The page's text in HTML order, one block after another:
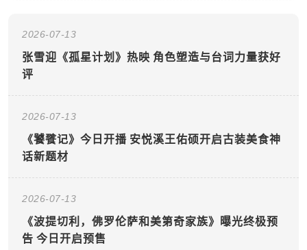
2026-07-13
张雪迎《孤星计划》热映 角色塑造与台词力量获好
评
2026-07-13
《饕餮记》今日开播 安悦溪王佑硕开启古装美食神
话新题材
2026-07-13
《波提切利，佛罗伦萨和美第奇家族》曝光终极预
告 今日开启预售